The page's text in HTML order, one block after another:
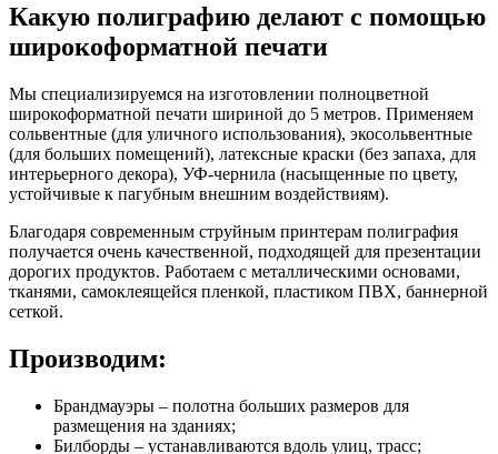
Какую полиграфию делают с помощью
широкоформатной печати
Мы специализируемся на изготовлении полноцветной
широкоформатной печати шириной до 5 метров. Применяем
сольвентные (для уличного использования), экосольвентные
(для больших помещений), латексные краски (без запаха, для
интерьерного декора), УФ-чернила (насыщенные по цвету,
устойчивые к пагубным внешним воздействиям).
Благодаря современным струйным принтерам полиграфия
получается очень качественной, подходящей для презентации
дорогих продуктов. Работаем с металлическими основами,
тканями, самоклеящейся пленкой, пластиком ПВХ, баннерной
сеткой.
Производим:
Брандмауэры – полотна больших размеров для
размещения на зданиях;
Билборды – устанавливаются вдоль улиц, трасс;